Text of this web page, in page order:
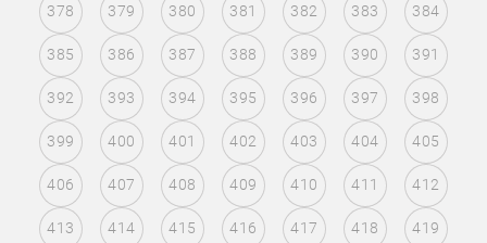
378 379 380 381 382 383 384
385 386 387 388 389 390 391
392 393 394 395 396 397 398
399 400 401 402 403 404 405
406 407 408 409 410 411 412
413 414 415 416 417 418 419